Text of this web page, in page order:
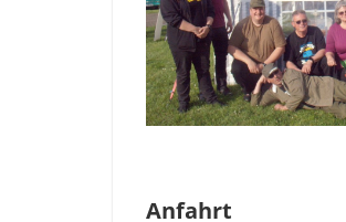
Anfahrt